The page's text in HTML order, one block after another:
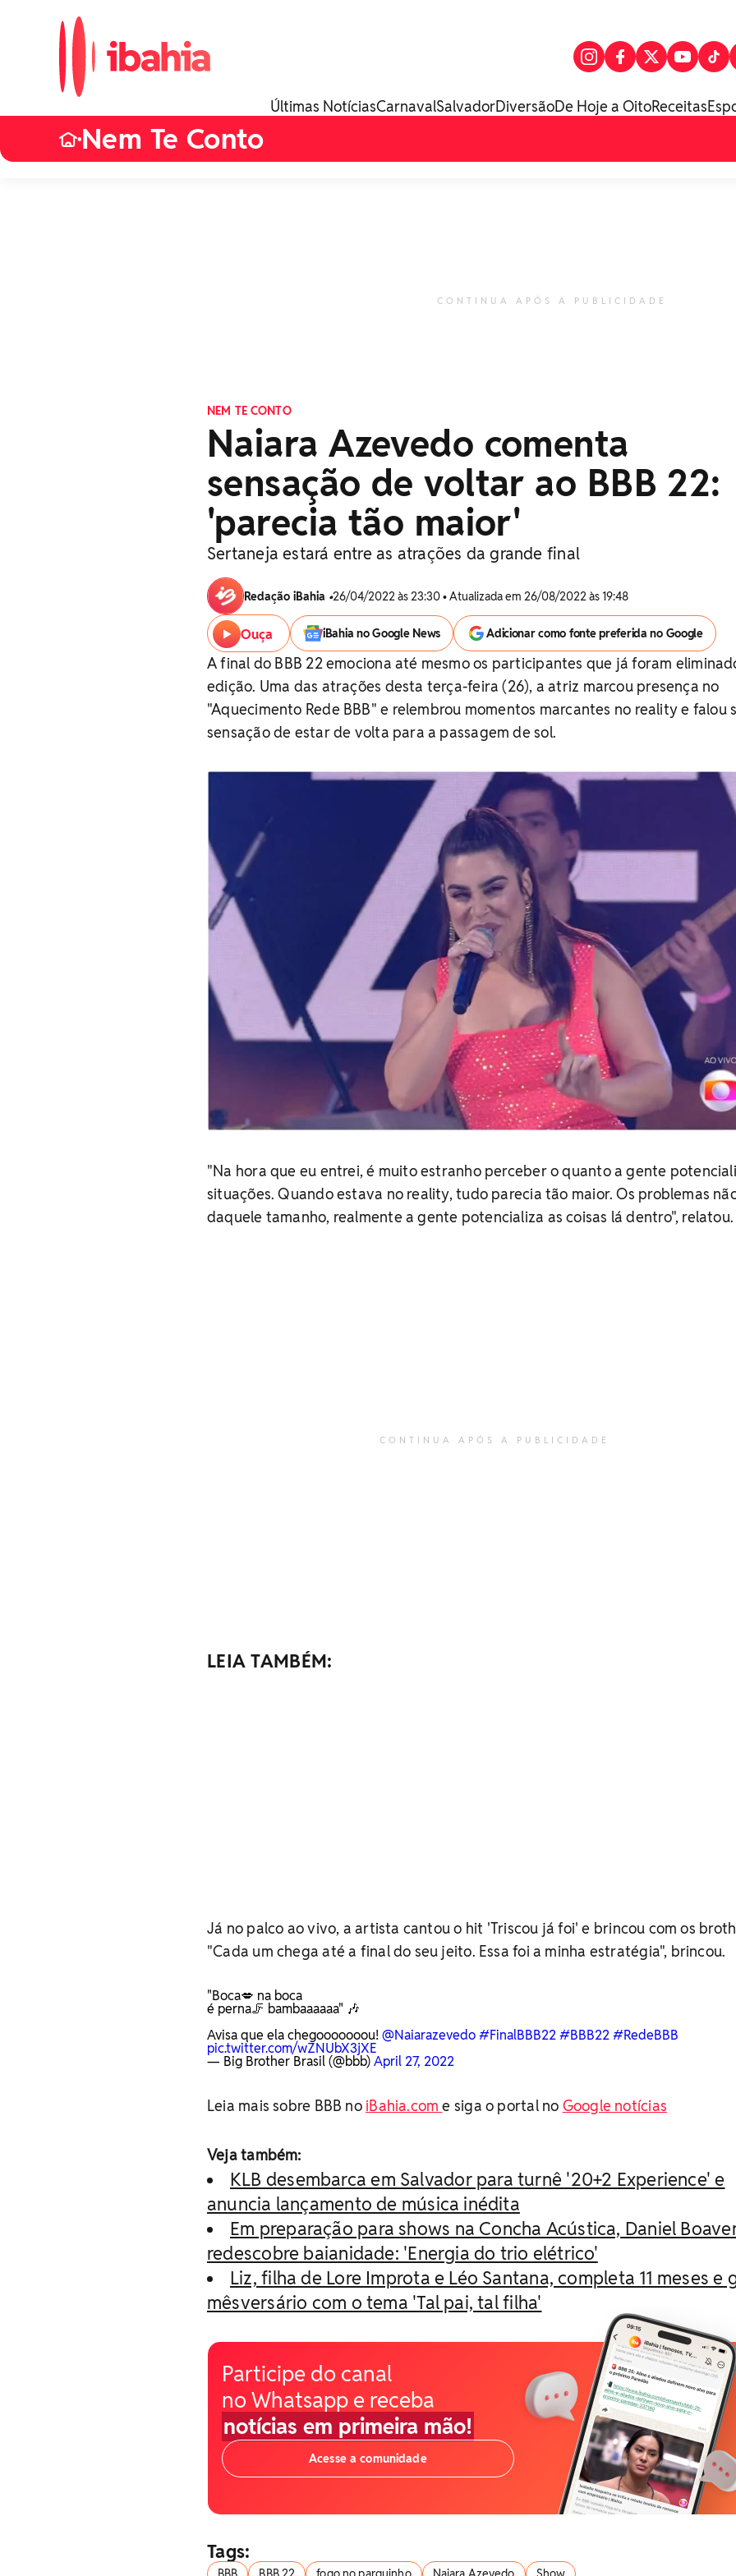
Últimas NotíciasCarnavalSalvadorDiversãoDe Hoje a OitoReceitas
•Nem Te Conto
CONTINUA APÓS A PUBLICIDADE
NEM TE CONTO
Naiara Azevedo comenta
sensação de voltar ao BBB 22:
'parecia tão maior'
Sertaneja estará entre as atrações da grande final
Redação iBahia •26/04/2022 às 23:30 • Atualizada em 26/08/2022 às 19:48
Ouça iBahia no Google News Adicionar como fonte preferida no Google
A final do BBB 22 emociona até mesmo os participantes que já foram
edição. Uma das atrações desta terça-feira (26), a atriz marcou presença no
"Aquecimento Rede BBB" e relembrou momentos marcantes no reality e falou
sensação de estar de volta para a passagem de sol.
"Na hora que eu entrei, é muito estranho perceber o quanto a gente
situações. Quando estava no reality, tudo parecia tão maior. Os problemas
daquele tamanho, realmente a gente potencializa as coisas lá dentro", relatou.
CONTINUA APÓS A PUBLICIDADE
LEIA TAMBÉM:
Já no palco ao vivo, a artista cantou o hit 'Triscou já foi' e brincou com os
"Cada um chega até a final do seu jeito. Essa foi a minha estratégia", brincou.
"Boca💋 na boca
é perna🦵 bambaaaaaa" 🎶
Avisa que ela chegooooooou!@Naiarazevedo#FinalBBB22#BBB22#RedeBBB
pic.twitter.com/wZNUbX3jXE
— Big Brother Brasil (@bbb)April 27, 2022
Leia mais sobre BBB no iBahia.come siga o portal no Google notícias
Veja também:
KLB desembarca em Salvador para turnê '20+2 Experience' e
anuncia lançamento de música inédita
Em preparação para shows na Concha Acústica, Daniel
redescobre baianidade: 'Energia do trio elétrico'
Liz, filha de Lore Improta e Léo Santana, completa 11 meses e
mêsversário com o tema 'Tal pai, tal filha'
Participe do canal
no Whatsapp e receba
notícias em primeira mão!
Acesse a comunidade
Tags: